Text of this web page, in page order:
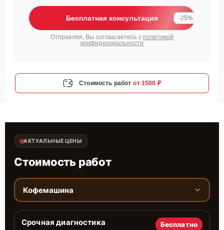
Бесплатная консультация -25%
Отправляя, Вы соглашаетесь с политикой
конфиденциальности
Стоимость работ от 1500 ₽
АКТУАЛЬНЫЕ ЦЕНЫ
Стоимость работ
Кофемашина
Срочная диагностика Бесплатно